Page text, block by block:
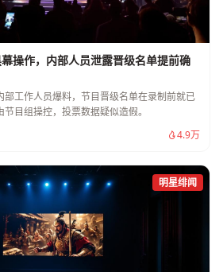
操作，内部人员泄露晋级名单提前确
部工作人员爆料，节目晋级名单在录制前就已
目组操控，投票数据疑似造假。
4.9万
明星绯闻